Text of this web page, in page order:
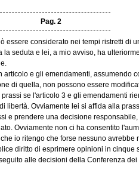
Pag. 2
essere considerato nei tempi ristretti di
seduta e lei, a mio avviso, ha
articolo e gli emendamenti, assumendo
di quella, non possono essere
se l'articolo 3 e gli emendamenti
libertà. Ovviamente lei si affida alla
e prendere una decisione
Ovviamente non ci ha consentito
io ritengo che forse nessuno avrebbe
diritto di esprimere opinioni in cinque
alle decisioni della Conferenza